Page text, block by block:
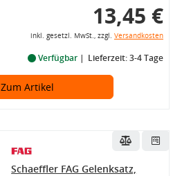
13,45 €
inkl. gesetzl. MwSt., zzgl. Versandkosten
Verfügbar Lieferzeit: 3-4 Tage
Zum Artikel
Schaeffler FAG Gelenksatz,